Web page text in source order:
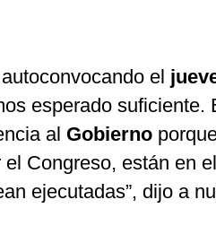
el
esperado suficiente.
al Gobierno
el Congreso, están en
ejecutadas”, dijo a